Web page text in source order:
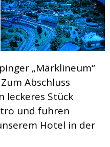
„Märklineum“
Abschluss
leckeres Stück
und fuhren
Hotel in der